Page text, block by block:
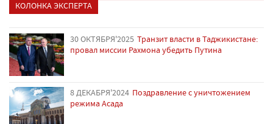
КОЛОНКА ЭКСПЕРТА
30 ОКТЯБРЯ'2025 Транзит власти в Таджикистане:
провал миссии Рахмона убедить Путина
8 ДЕКАБРЯ'2024 Поздравление с уничтожением
режима Асада